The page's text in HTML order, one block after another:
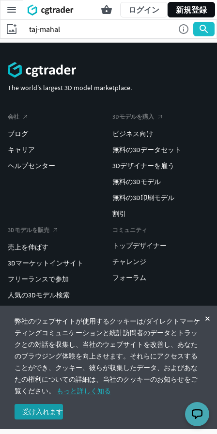
ログイン 新規登録
弊社のウェブサイトが使用するクッキーは/ダイレクトマーケ
ティングコミュニケーションと統計訪問者のデータとトラッ
クとの対話を収集し、当社のウェブサイトを改善し、あなた
のブラウジング体験を向上させます。それらにアクセスする
ことができ、クッキー、彼らが収集したデータ、およびあな
たの権利についての詳細は、当社のクッキーのお知らせをご
覧ください。
もっと詳しく知る
受け入れます
The world's largest 3D model marketplace.
会社
ブログ
キャリア
ヘルプセンター
3Dモデルを購入
ビジネス向け
無料の3Dデータセット
3Dデザイナーを雇う
無料の3Dモデル
無料の3D印刷モデル
割引
3Dモデルを販売
売上を伸ばす
3Dマーケットインサイト
フリーランスで参加
人気の3Dモデル検索
コミュニティ
トップデザイナー
チャレンジ
フォーラム
ENTERPRISE 3D AT SCALE
© CGTrader 2011-2026
UAB CGTrader, Antakalnio st. 17, Vilnius, Lithuania
利用規約プライバシー🇯🇵 日本語